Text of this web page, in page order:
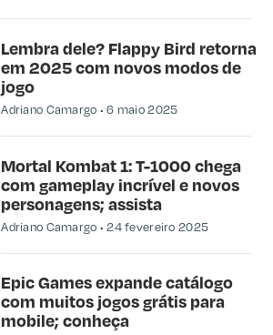
Lembra dele? Flappy Bird retorna
em 2025 com novos modos de
jogo
Adriano Camargo 6 maio 2025
Mortal Kombat 1: T-1000 chega
com gameplay incrível e novos
personagens; assista
Adriano Camargo 24 fevereiro 2025
Epic Games expande catálogo
com muitos jogos grátis para
mobile; conheça